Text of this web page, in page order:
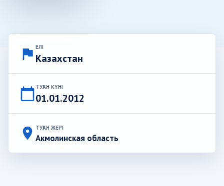
flag ЕЛІ
Казахстан
calendar_today ТУҒАН КҮНІ
01.01.2012
place ТУҒАН ЖЕРІ
Акмолинская область